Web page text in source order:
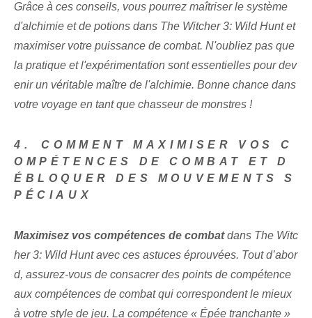
Grâce à ces conseils, vous pourrez maîtriser le système
d'alchimie et de potions dans The Witcher 3: Wild Hunt et
maximiser votre puissance de combat. N'oubliez pas que
la pratique et l'expérimentation sont essentielles pour dev
enir un véritable maître de l'alchimie. Bonne chance dans
votre voyage en tant que chasseur de monstres !
4.⁢ COMMENT MAXIMISER VOS C
OMPÉTENCES DE COMBAT ET D
ÉBLOQUER DES MOUVEMENTS S
PÉCIAUX
Maximisez vos compétences de combatdans The Witc
her 3: Wild Hunt avec ces astuces éprouvées. Tout d’abor
d, assurez-vous de consacrer des points de compétence
aux compétences de combat qui correspondent le mieux
à votre style de jeu. La compétence « Épée tranchante »